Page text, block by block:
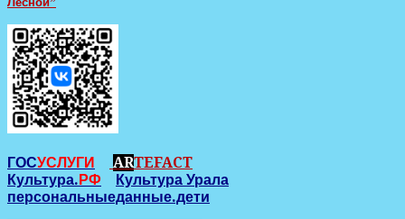
ГОСУСЛУГИ ARTEFACT
Культура. РФ
Культура Урала
персональныеданные.дети